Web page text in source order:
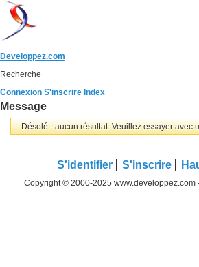
Developpez.com
Recherche
Connexion S'inscrire Index
Message
Désolé - aucun résultat. Veuillez essayer avec
S'identifier S'inscrire
Copyright © 2000-2025 www.developpez.com